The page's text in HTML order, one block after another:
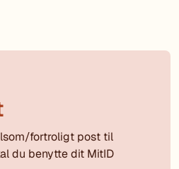
fortroligt post til
du benytte dit MitID